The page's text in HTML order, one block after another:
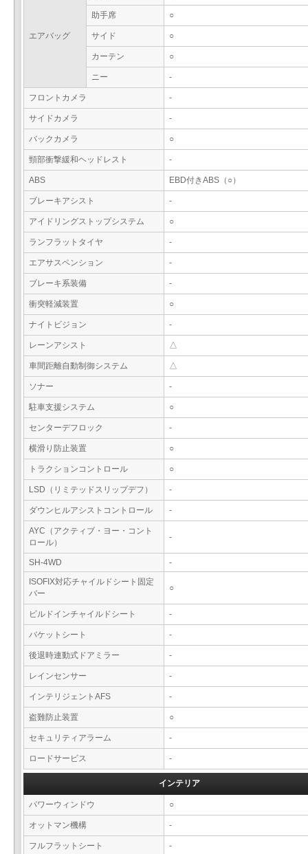
エアバッグ
助手席 ○
サイド ○
カーテン ○
ニー -
フロントカメラ -
サイドカメラ -
バックカメラ ○
頸部衝撃緩和ヘッドレスト -
ABS EBD付きABS（○）
ブレーキアシスト -
アイドリングストップシステム ○
ランフラットタイヤ -
エアサスペンション -
ブレーキ系装備 -
衝突軽減装置 ○
ナイトビジョン -
レーンアシスト △
車間距離自動制御システム △
ソナー -
駐車支援システム ○
センターデフロック -
横滑り防止装置 ○
トラクションコントロール ○
LSD（リミテッドスリップデフ） -
ダウンヒルアシストコントロール -
AYC（アクティブ・ヨー・コント
ロール）
-
SH-4WD
-
ISOFIX対応チャイルドシート固定
バー
○
ビルドインチャイルドシート -
バケットシート -
後退時連動式ドアミラー -
レインセンサー -
インテリジェントAFS -
盗難防止装置 ○
セキュリティアラーム -
ロードサービス -
インテリア
パワーウィンドウ ○
オットマン機構 -
フルフラットシート -